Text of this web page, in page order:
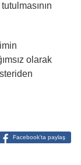
olarak
Facebook'ta paylaş